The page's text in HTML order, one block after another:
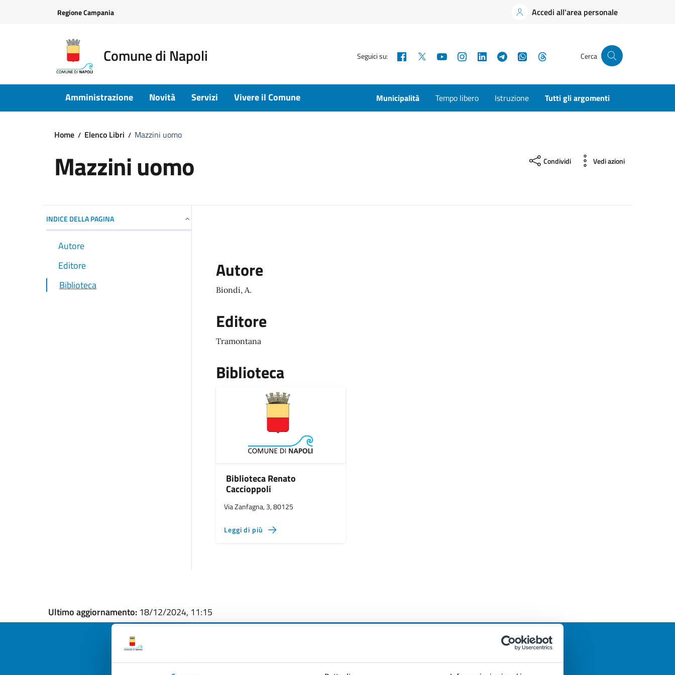
Regione Campania Accedi all'area personale
Comune di Napoli Seguici su: Facebook YouTubeInstagramLinkedInTelegramWhatsApp Cerca
Amministrazione Novità Servizi Vivere il Comune Municipalità Tempo libero Istruzione Tutti gli argomenti
Home Elenco Libri Mazzini uomo
Mazzini uomo Condividi Vedi azioni
INDICE DELLA PAGINA
Autore
Editore
Biblioteca
Autore
Biondi, A.
Editore
Tramontana
Biblioteca
Biblioteca Renato
Caccioppoli
Via Zanfagna, 3, 80125
Leggi di più
Ultimo aggiornamento: 18/12/2024, 11:15